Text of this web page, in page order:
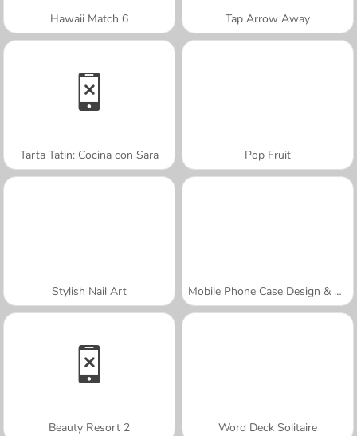
Hawaii Match 6 Tap Arrow Away
Tarta Tatin: Cocina con Sara Pop Fruit
Stylish Nail Art Mobile Phone Case Design & DIY
Beauty Resort 2 Word Deck Solitaire